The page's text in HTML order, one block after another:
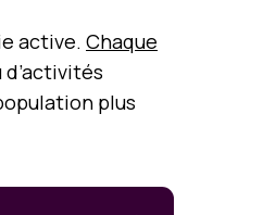
active. Chaque
d’activités
plus